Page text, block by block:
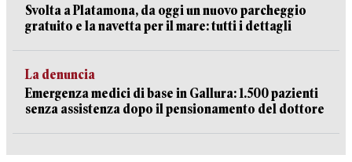
Svolta a Platamona, da oggi un nuovo parcheggio
gratuito e la navetta per il mare: tutti i dettagli
La denuncia
Emergenza medici di base in Gallura: 1.500 pazienti
senza assistenza dopo il pensionamento del dottore